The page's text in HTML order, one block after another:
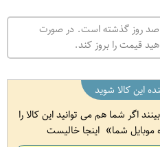
صد روز گذشته است. در صورت
قیمت را بروز کند.
این کالا شوید
اگر شما هم می توانید این کالا را
موبایل شما اینجا خالیست